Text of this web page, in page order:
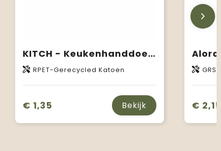
KITCH - Keukenhanddoek gerecycled
RPET-Gerecycled Katoen
€ 1,35 Bekijk
GRS-
€ 2,15